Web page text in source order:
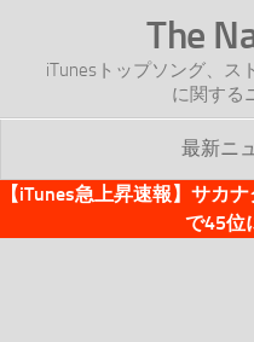
The
iTunesトップソング、ス
に関する
最新ニ
TOP
【iTunes急上昇速報】サカ
で45位